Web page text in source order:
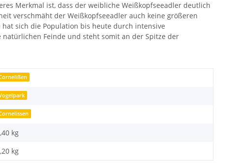
Merkmal ist, dass der weibliche Weißkopfseeadler deutlich
verschmäht der Weißkopfseeadler auch keine größeren
hat sich die Population bis heute durch intensive
Feinde und steht somit an der Spitze der
kg
kg